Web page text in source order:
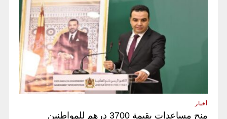
أخبار
منح مساعدات بقيمة 3700 درهم للمواطنين